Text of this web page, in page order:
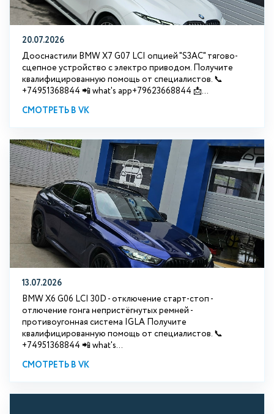
20.07.2026
Дооснастили BMW Х7 G07 LCI опцией "S3АС" тягово-
сцепное устройство с электро приводом. Получите
квалифицированную помощь от специалистов. 📞
+74951368844 📲 what's app+79623668844 📩...
СМОТРЕТЬ В VK
13.07.2026
BMW X6 G06 LCI 30D - отключение старт-стоп -
отлючение гонга непристёгнутых ремней -
противоугонная система IGLA Получите
квалифицированную помощь от специалистов. 📞
+74951368844 📲 what's...
СМОТРЕТЬ В VK